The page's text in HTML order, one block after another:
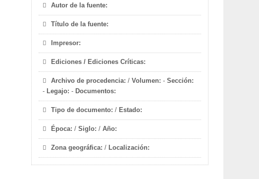
Autor de la fuente:
Título de la fuente:
Impresor:
Ediciones / Ediciones Críticas:
Archivo de procedencia: / Volumen: - Sección:
- Legajo: - Documentos:
Tipo de documento: / Estado:
Época: / Siglo: / Año:
Zona geográfica: / Localización: